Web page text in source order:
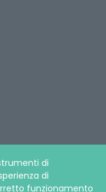
di
di
funzionamento
Care